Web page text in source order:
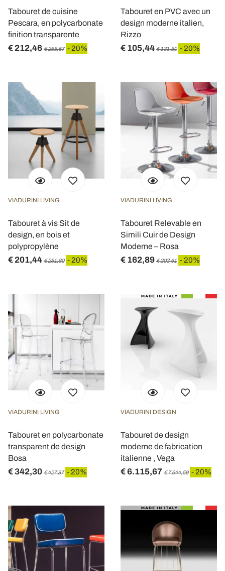
Tabouret de cuisine
Pescara, en polycarbonate
finition transparente
€ 212,46 € 265,57 - 20%
Tabouret en PVC avec un
design moderne italien,
Rizzo
€ 105,44 € 131,80 - 20%
VIADURINI LIVING
Tabouret à vis Sit de
design, en bois et
polypropylène
€ 201,44 € 251,80 - 20%
VIADURINI LIVING
Tabouret Relevable en
Simili Cuir de Design
Moderne – Rosa
€ 162,89 € 203,61 - 20%
VIADURINI LIVING
Tabouret en polycarbonate
transparent de design
Bosa
€ 342,30 € 427,87 - 20%
VIADURINI DESIGN
Tabouret de design
moderne de fabrication
italienne , Vega
€ 6.115,67 € 7.644,59 - 20%